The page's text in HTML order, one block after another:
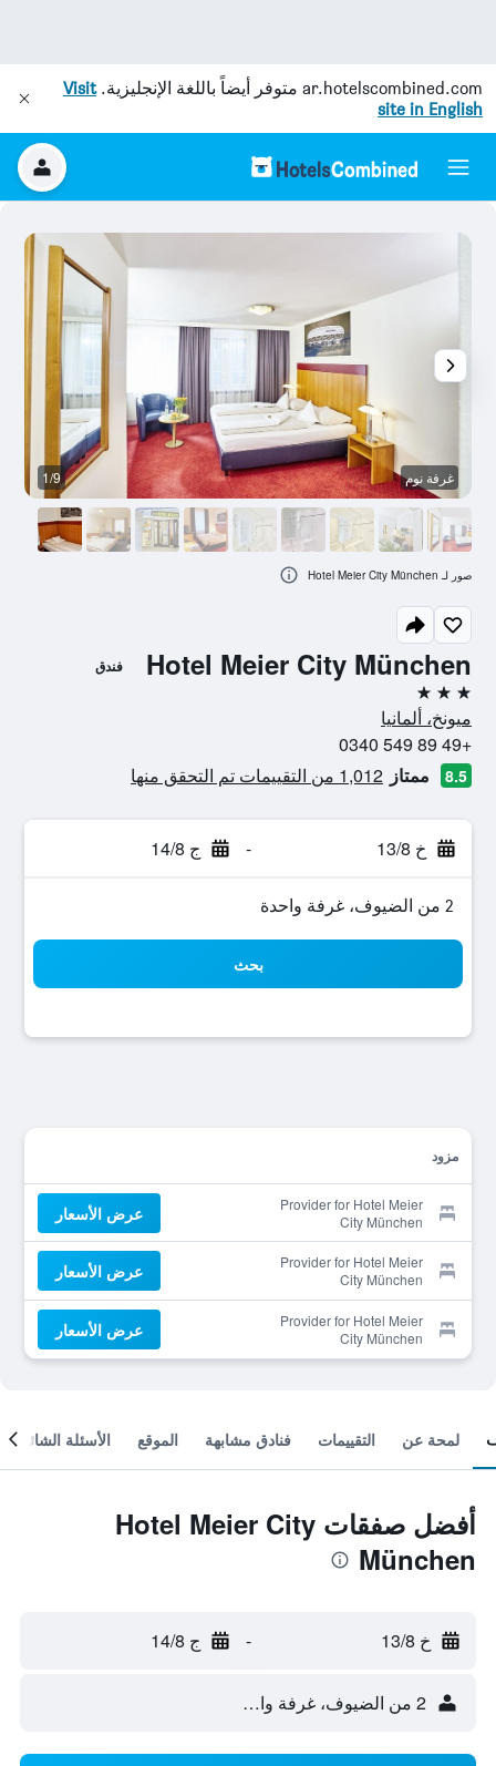
ar.hotelscombined.com متوفر أيضاً باللغة الإنجليزية.Visit
site in English
Hotel Meier City München فندق
3 نجوم
ميونخ، ألمانيا
+49 89 549 0340
8.5 ممتاز 1,012 من التقييمات تم التحقق منها
خ 13/8 - ج 14/8
2 من الضيوف، غرفة واحدة
بحث
مزود
Provider for Hotel Meier
City München
عرض الأسعار
Provider for Hotel Meier
City München
عرض الأسعار
Provider for Hotel Meier
City München
عرض الأسعار
غرفة نوم 1/9
صور لـ Hotel Meier City München
لمحة عن التقييمات فنادق مشابهة الموقع الأسئلة الشائعة
أفضل صفقات Hotel Meier City
München
خ 13/8 - ج 14/8
2 من الضيوف، غرفة واحدة